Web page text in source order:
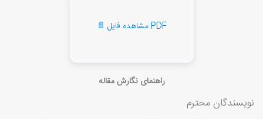
📄 مشاهده فایل PDF
راهنمای نگارش مقاله
نویسندگان محترم